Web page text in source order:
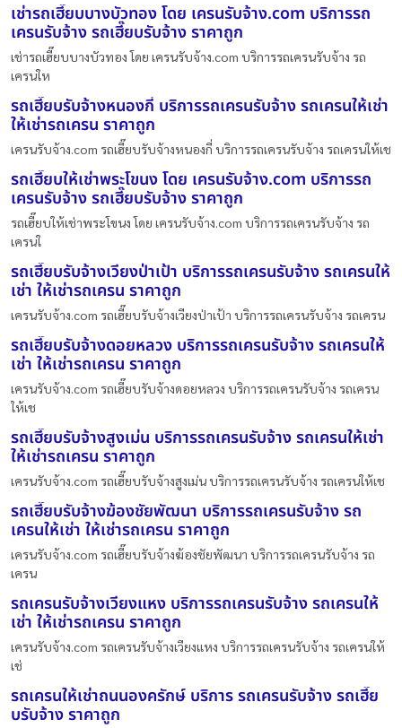
เช่ารถเฮี๊ยบบางบัวทอง โดย เครนรับจ้าง.com บริการรถ
เครนรับจ้าง รถเฮี๊ยบรับจ้าง ราคาถูก
เช่ารถเฮี๊ยบบางบัวทอง โดย เครนรับจ้าง.com บริการรถเครนรับจ้าง รถ
เครนให
รถเฮี๊ยบรับจ้างหนองกี่ บริการรถเครนรับจ้าง รถเครนให้เช่า
ให้เช่ารถเครน ราคาถูก
เครนรับจ้าง.com รถเฮี๊ยบรับจ้างหนองกี่ บริการรถเครนรับจ้าง รถเครนให้เช
รถเฮี๊ยบให้เช่าพระโขนง โดย เครนรับจ้าง.com บริการรถ
เครนรับจ้าง รถเฮี๊ยบรับจ้าง ราคาถูก
รถเฮี๊ยบให้เช่าพระโขนง โดย เครนรับจ้าง.com บริการรถเครนรับจ้าง รถ
เครนใ
รถเฮี๊ยบรับจ้างเวียงป่าเป้า บริการรถเครนรับจ้าง รถเครนให้
เช่า ให้เช่ารถเครน ราคาถูก
เครนรับจ้าง.com รถเฮี๊ยบรับจ้างเวียงป่าเป้า บริการรถเครนรับจ้าง รถเครน
รถเฮี๊ยบรับจ้างดอยหลวง บริการรถเครนรับจ้าง รถเครนให้
เช่า ให้เช่ารถเครน ราคาถูก
เครนรับจ้าง.com รถเฮี๊ยบรับจ้างดอยหลวง บริการรถเครนรับจ้าง รถเครน
ให้เช
รถเฮี๊ยบรับจ้างสูงเม่น บริการรถเครนรับจ้าง รถเครนให้เช่า
ให้เช่ารถเครน ราคาถูก
เครนรับจ้าง.com รถเฮี๊ยบรับจ้างสูงเม่น บริการรถเครนรับจ้าง รถเครนให้เช
รถเฮี๊ยบรับจ้างฆ้องชัยพัฒนา บริการรถเครนรับจ้าง รถ
เครนให้เช่า ให้เช่ารถเครน ราคาถูก
เครนรับจ้าง.com รถเฮี๊ยบรับจ้างฆ้องชัยพัฒนา บริการรถเครนรับจ้าง รถ
เครน
รถเครนรับจ้างเวียงแหง บริการรถเครนรับจ้าง รถเครนให้
เช่า ให้เช่ารถเครน ราคาถูก
เครนรับจ้าง.com รถเครนรับจ้างเวียงแหง บริการรถเครนรับจ้าง รถเครนให้
เช่
รถเครนให้เช่าถนนองครักษ์ บริการ รถเครนรับจ้าง รถเฮี๊ย
บรับจ้าง ราคาถูก